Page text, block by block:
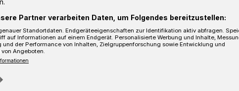
wurde die Berufung des
Partner verarbeiten Daten, um Folgendes bereitzustellen:
Standortdaten. Endgeräteeigenschaften zur Identifikation aktiv abfragen.
auf Informationen auf einem Endgerät. Personalisierte Werbung und Inhalte,
und der Performance von Inhalten, Zielgruppenforschung sowie Entwicklung und
Angeboten.